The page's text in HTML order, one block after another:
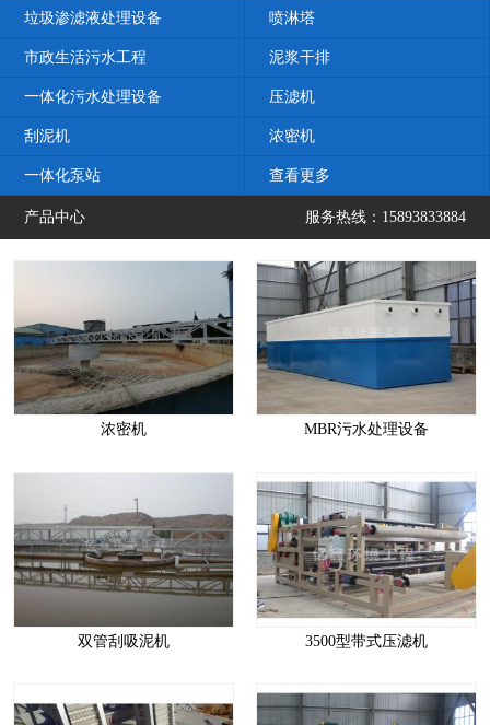
垃圾渗滤液处理设备 喷淋塔
市政生活污水工程 泥浆干排
一体化污水处理设备 压滤机
刮泥机 浓密机
一体化泵站 查看更多
产品中心 服务热线：15893833884
浓密机 MBR污水处理设备
双管刮吸泥机 3500型带式压滤机